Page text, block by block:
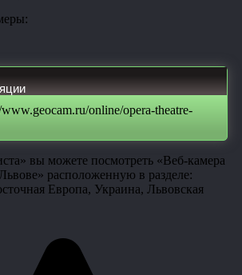
online/opera-theatre-
вы можете посмотреть «Веб-камера
расположенную в разделе:
Европа, Украина, Львовская